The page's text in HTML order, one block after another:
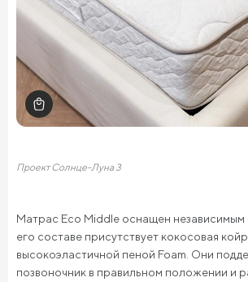
Проект Солнце-Луна 3
Матрас Eco Middle оснащен
его составе присутствует кокосовая
высокоэластичной пеной Foam. Они
позвоночник в правильном положении и